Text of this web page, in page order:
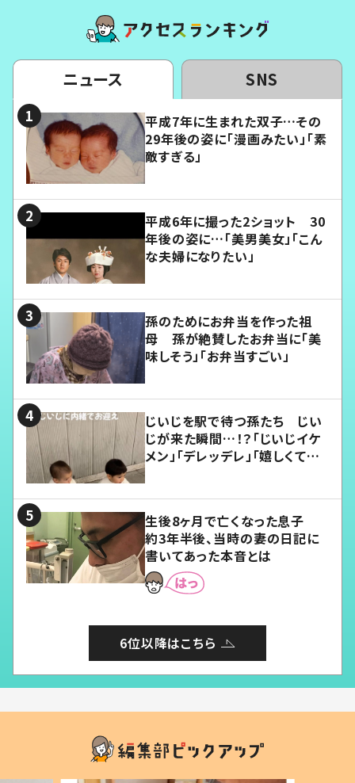
ニュース SNS
平成7年に生まれた双子…その
29年後の姿に「漫画みたい」「素
敵すぎる」
平成6年に撮った2ショット 30
年後の姿に…「美男美女」「こん
な夫婦になりたい」
孫のためにお弁当を作った祖
母 孫が絶賛したお弁当に「美
味しそう」「お弁当すごい」
じいじを駅で待つ孫たち じい
じが来た瞬間…！？「じいじイケ
メン」「デレッデレ」「嬉しくて可
生後8ヶ月で亡くなった息子
約3年半後、当時の妻の日記に
書いてあった本音とは
6位以降はこちら